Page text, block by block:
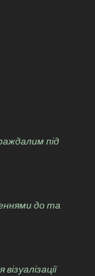
під
до та